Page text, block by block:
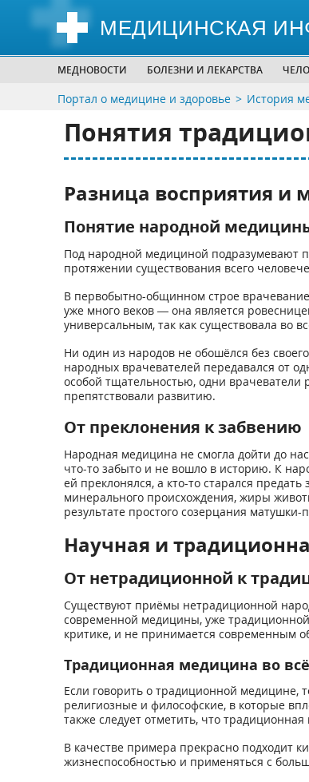
МЕДИЦИНСКАЯ
МЕДНОВОСТИ БОЛЕЗНИ И ЛЕКАРСТВА
Портал о медицине и здоровье История
Понятия
Разница восприятия и
Понятие народной
Под народной медициной подразумевают
протяжении существования всего
В первобытно-общинном строе
уже много веков — она является
универсальным, так как существовала во
Ни один из народов не обошёлся без
народных врачевателей передавался от
особой тщательностью, одни врачеватели
препятствовали развитию.
От преклонения к забвению
Народная медицина не смогла дойти до
что-то забыто и не вошло в историю. К
ей преклонялся, а кто-то старался
минерального происхождения, жиры
результате простого созерцания
Научная и
От нетрадиционной к
Существуют приёмы нетрадиционной
современной медицины, уже
критике, и не принимается современным
Традиционная медицина во
Если говорить о традиционной медицине,
религиозные и философские, в которые
также следует отметить, что
В качестве примера прекрасно подходит
жизнеспособностью и применяться с